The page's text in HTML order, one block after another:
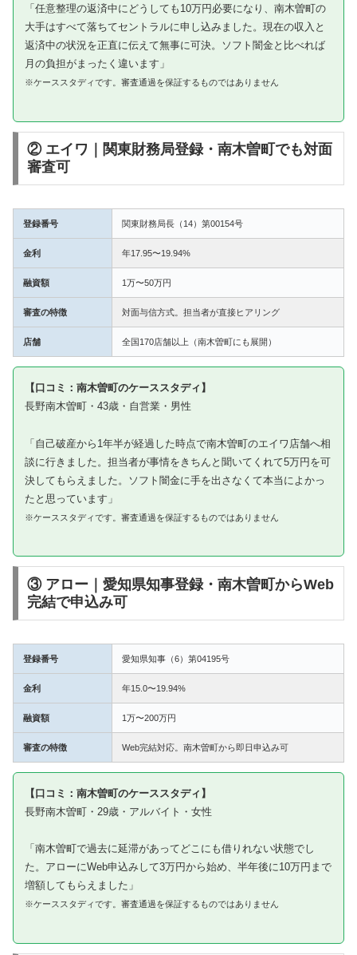
「任意整理の返済中にどうしても10万円必要になり、南木曽町の
大手はすべて落ちてセントラルに申し込みました。現在の収入と
返済中の状況を正直に伝えて無事に可決。ソフト闇金と比べれば
月の負担がまったく違います」
※ケーススタディです。審査通過を保証するものではありません
② エイワ｜関東財務局登録・南木曽町でも対面
審査可
登録番号 関東財務局長（14）第00154号
金利 年17.95〜19.94%
融資額 1万〜50万円
審査の特徴 対面与信方式。担当者が直接ヒアリング
店舗 全国170店舗以上（南木曽町にも展開）
【口コミ：南木曽町のケーススタディ】
長野南木曽町・43歳・自営業・男性
「自己破産から1年半が経過した時点で南木曽町のエイワ店舗へ相
談に行きました。担当者が事情をきちんと聞いてくれて5万円を可
決してもらえました。ソフト闇金に手を出さなくて本当によかっ
たと思っています」
※ケーススタディです。審査通過を保証するものではありません
③ アロー｜愛知県知事登録・南木曽町からWeb
完結で申込み可
登録番号 愛知県知事（6）第04195号
金利 年15.0〜19.94%
融資額 1万〜200万円
審査の特徴 Web完結対応。南木曽町から即日申込み可
【口コミ：南木曽町のケーススタディ】
長野南木曽町・29歳・アルバイト・女性
「南木曽町で過去に延滞があってどこにも借りれない状態でし
た。アローにWeb申込みして3万円から始め、半年後に10万円まで
増額してもらえました」
※ケーススタディです。審査通過を保証するものではありません